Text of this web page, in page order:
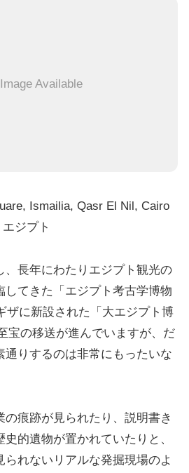
Available
Ismailia, Qasr El Nil, Cairo
ジプト
、長年にわたりエジプト観光の
してきた「エジプト考古学博物
ザに新設された「大エジプト博
宝の移送が進んでいますが、だ
通りするのは非常にもったいな
痕跡が見られたり、説明書き
的遺物が置かれていたりと、
れないリアルな発掘現場のよ